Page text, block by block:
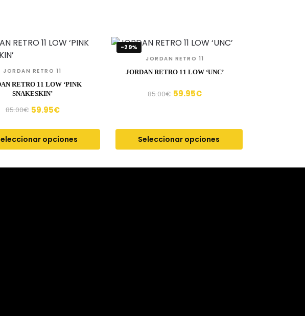
JORDAN RETRO 11
RETRO 11 LOW ‘PINK
SNAKESKIN’
85.00€ 59.95€
opciones
-29%
JORDAN RETRO 11
JORDAN RETRO 11 LOW ‘UNC’
85.00€ 59.95€
Seleccionar opciones